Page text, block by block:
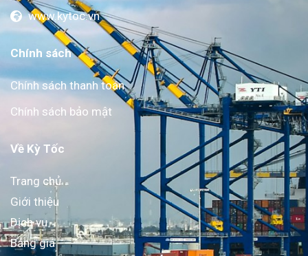
www.kytoc.vn
Chính sách
Chính sách thanh toán
Chính sách bảo mật
Về Kỳ Tốc
Trang chủ
Giới thiệu
Dịch vụ
Bảng giá